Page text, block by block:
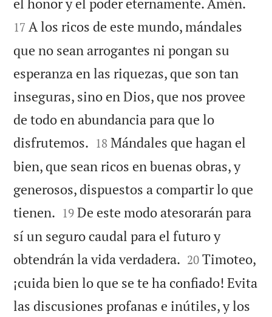
17 A los ricos de este mundo, mándales
que no sean arrogantes ni pongan su
esperanza en las riquezas, que son tan
inseguras, sino en Dios, que nos provee
de todo en abundancia para que lo
disfrutemos. 

18 Mándales que hagan el
bien, que sean ricos en buenas obras, y
generosos, dispuestos a compartir lo que
tienen. 

19 De este modo atesorarán para
sí un seguro caudal para el futuro y
obtendrán la vida verdadera. 

20 Timoteo,
¡cuida bien lo que se te ha confiado! Evita
las discusiones profanas e inútiles, y los